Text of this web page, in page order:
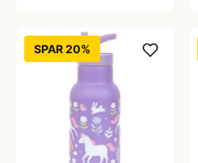
SPAR 20%